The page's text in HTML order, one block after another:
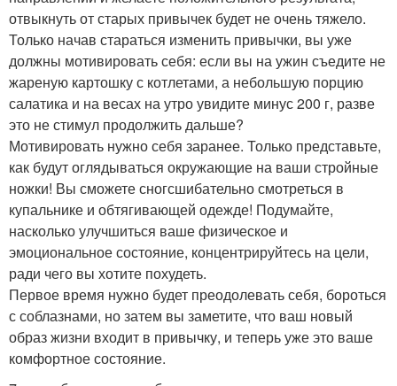
отвыкнуть от старых привычек будет не очень тяжело.
Только начав стараться изменить привычки, вы уже
должны мотивировать себя: если вы на ужин съедите не
жареную картошку с котлетами, а небольшую порцию
салатика и на весах на утро увидите минус 200 г, разве
это не стимул продолжить дальше?
Мотивировать нужно себя заранее. Только представьте,
как будут оглядываться окружающие на ваши стройные
ножки! Вы сможете сногсшибательно смотреться в
купальнике и обтягивающей одежде! Подумайте,
насколько улучшиться ваше физическое и
эмоциональное состояние, концентрируйтесь на цели,
ради чего вы хотите похудеть.
Первое время нужно будет преодолевать себя, бороться
с соблазнами, но затем вы заметите, что ваш новый
образ жизни входит в привычку, и теперь уже это ваше
комфортное состояние.